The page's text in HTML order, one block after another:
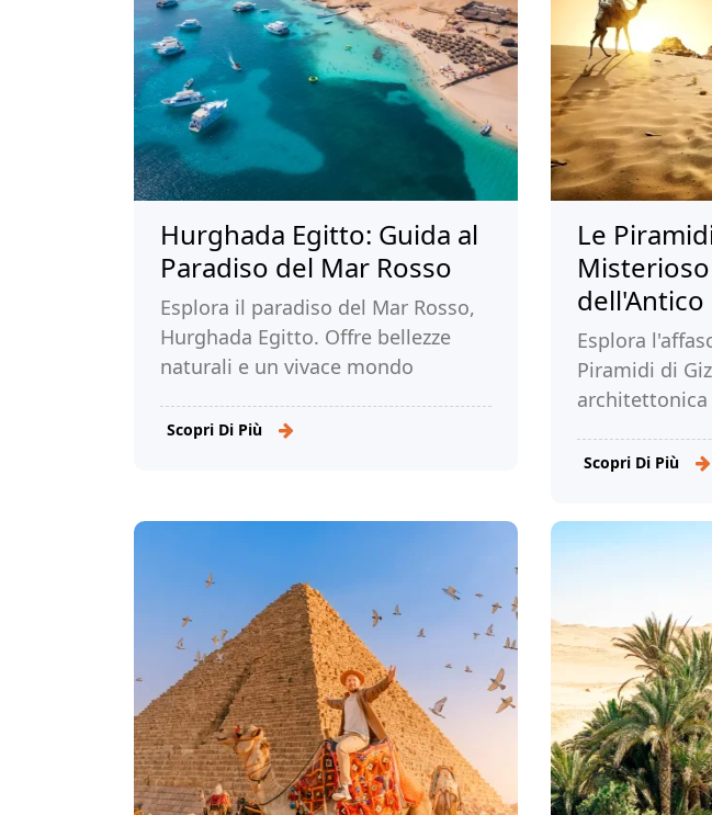
Hurghada Egitto: Guida al
Paradiso del Mar Rosso
Esplora il paradiso del Mar Rosso,
Hurghada Egitto. Offre bellezze
naturali e un vivace mondo
indimenticabile. Esplora ora!
Scopri Di Più
Le
Esplora
Piramidi di
catturato
Scopri Di Più